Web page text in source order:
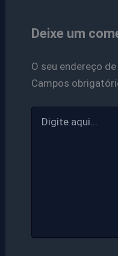
Deixe um
O seu endereço
Campos
aqui...